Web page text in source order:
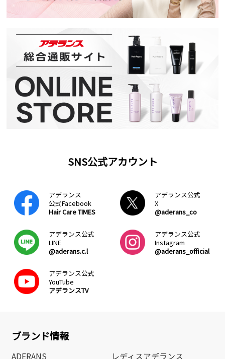
SNS公式アカウント
アデランス
公式Facebook
Hair Care TIMES
アデランス公式
X
@aderans_co
アデランス公式
LINE
@aderans.c.l
アデランス公式
Instagram
@aderans_official
アデランス公式
YouTube
アデランスTV
ブランド情報
ADERANS
レディスアデランス